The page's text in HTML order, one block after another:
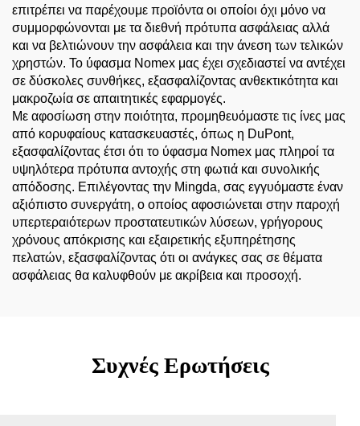
επιτρέπει να παρέχουμε προϊόντα οι οποίοι όχι μόνο να
συμμορφώνονται με τα διεθνή πρότυπα ασφάλειας αλλά
και να βελτιώνουν την ασφάλεια και την άνεση των τελικών
χρηστών. Το ύφασμα Nomex μας έχει σχεδιαστεί να αντέχει
σε δύσκολες συνθήκες, εξασφαλίζοντας ανθεκτικότητα και
μακροζωία σε απαιτητικές εφαρμογές.
Με αφοσίωση στην ποιότητα, προμηθευόμαστε τις ίνες μας
από κορυφαίους κατασκευαστές, όπως η DuPont,
εξασφαλίζοντας έτσι ότι το ύφασμα Nomex μας πληροί τα
υψηλότερα πρότυπα αντοχής στη φωτιά και συνολικής
απόδοσης. Επιλέγοντας την Mingda, σας εγγυόμαστε έναν
αξιόπιστο συνεργάτη, ο οποίος αφοσιώνεται στην παροχή
υπερτεραιότερων προστατευτικών λύσεων, γρήγορους
χρόνους απόκρισης και εξαιρετικής εξυπηρέτησης
πελατών, εξασφαλίζοντας ότι οι ανάγκες σας σε θέματα
ασφάλειας θα καλυφθούν με ακρίβεια και προσοχή.
Συχνές Ερωτήσεις